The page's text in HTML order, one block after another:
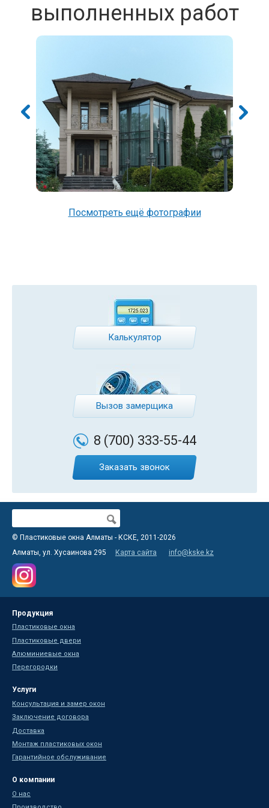
выполненных работ
Посмотреть ещё фотографии
Калькулятор
Вызов замерщика
8 (700) 333-55-44
Заказать звонок
Форма поиска
© Пластиковые окна Алматы - КСКЕ, 2011-2026
Алматы, ул. Хусаинова 295
Карта сайта info@kske.kz
Продукция
Пластиковые окна
Пластиковые двери
Алюминиевые окна
Перегородки
Услуги
Консультация и замер окон
Заключение договора
Доставка
Монтаж пластиковых окон
Гарантийное обслуживание
О компании
О нас